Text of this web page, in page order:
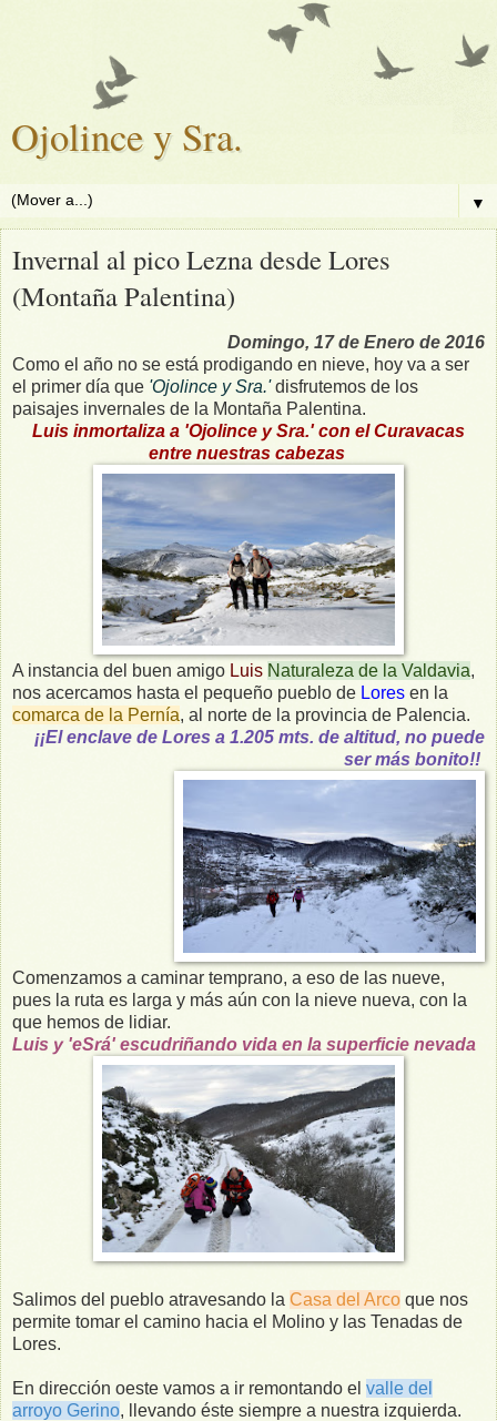
Ojolince y Sra.
▼
Invernal al pico Lezna desde Lores
(Montaña Palentina)
Domingo, 17 de Enero de 2016
Como el año no se está prodigando en nieve, hoy va a ser
el primer día que 'Ojolince y Sra.'disfrutemos de los
paisajes invernales de la Montaña Palentina.
Luis inmortaliza a 'Ojolince y Sra.' con el Curavacas
entre nuestras cabezas
A instancia del buen amigo Luis Naturaleza de la Valdavia,
nos acercamos hasta el pequeño pueblo de Lores en la
comarca de la Pernía, al norte de la provincia de Palencia.
¡¡El enclave de Lores a 1.205 mts. de altitud, no puede
ser más bonito!!
Comenzamos a caminar temprano, a eso de las nueve,
pues la ruta es larga y más aún con la nieve nueva, con la
que hemos de lidiar.
Luis y 'eSrá' escudriñando vida en la superficie nevada
Salimos del pueblo atravesando la Casa del Arco que nos
permite tomar el camino hacia el Molino y las Tenadas de
Lores.
En dirección oeste vamos a ir remontando el valle del
arroyo Gerino, llevando éste siempre a nuestra izquierda.